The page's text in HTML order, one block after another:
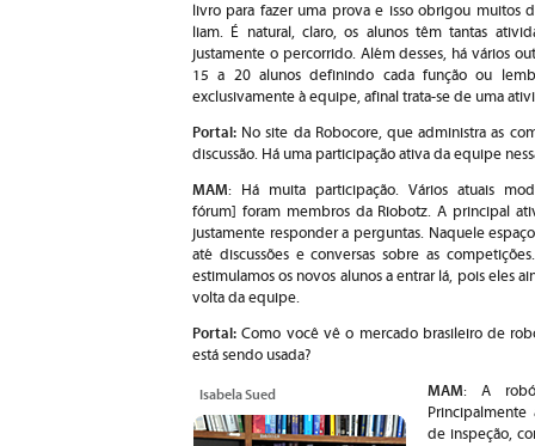
livro para fazer uma prova e isso obrigou muitos
liam. É natural, claro, os alunos têm tantas
justamente o percorrido. Além desses, há vários
15 a 20 alunos definindo cada função ou
exclusivamente à equipe, afinal trata-se de uma
Portal: No site da Robocore, que administra as
discussão. Há uma participação ativa da equipe
MAM: Há muita participação. Vários atuais
fórum] foram membros da Riobotz. A principal
justamente responder a perguntas. Naquele
até discussões e conversas sobre as
estimulamos os novos alunos a entrar lá, pois eles
volta da equipe.
Portal: Como você vê o mercado brasileiro de
está sendo usada?
Isabela Sued MAM: A
de inspeção,